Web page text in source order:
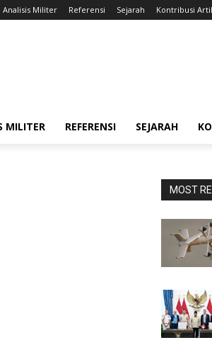
Analisis Militer Referensi Sejarah Kontribusi
MILITER REFERENSI SEJARAH
MOST